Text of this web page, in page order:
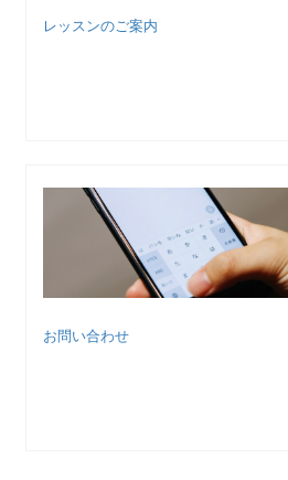
レッスンのご案内
お問い合わせ